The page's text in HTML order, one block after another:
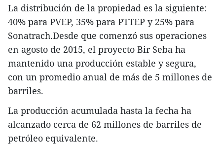
La distribución de la propiedad es la siguiente:
40% para PVEP, 35% para PTTEP y 25% para
Sonatrach.Desde que comenzó sus operaciones
en agosto de 2015, el proyecto Bir Seba ha
mantenido una producción estable y segura,
con un promedio anual de más de 5 millones de
barriles.
La producción acumulada hasta la fecha ha
alcanzado cerca de 62 millones de barriles de
petróleo equivalente.